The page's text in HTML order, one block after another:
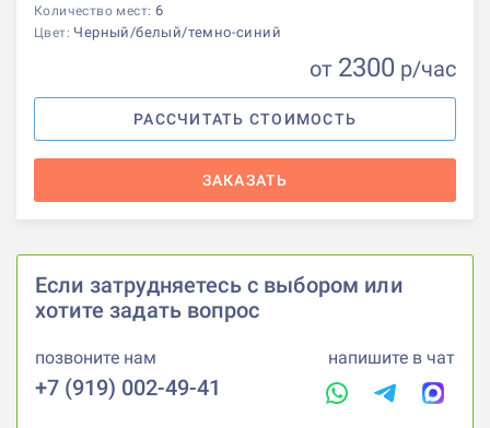
Количество мест: 6
Цвет: Черный/белый/темно-синий
от 2300 р/час
РАССЧИТАТЬ СТОИМОСТЬ
ЗАКАЗАТЬ
Если затрудняетесь с выбором или
хотите задать вопрос
позвоните нам
+7 (919) 002-49-41
напишите в чат